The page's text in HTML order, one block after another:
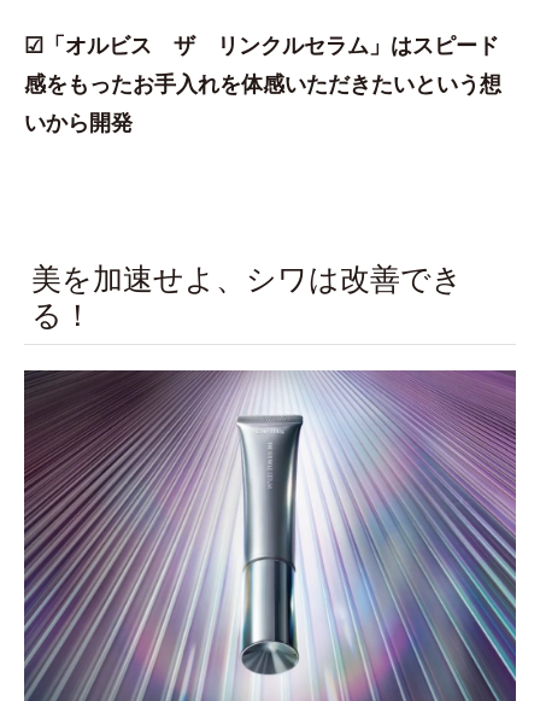
☑「オルビス ザ リンクルセラム」はスピード
感をもったお手入れを体感いただきたいという想
いから開発
美を加速せよ、シワは改善でき
る！